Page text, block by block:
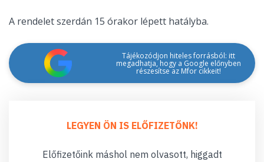
A rendelet szerdán 15 órakor lépett hatályba.
Tájékozódjon hiteles forrásból: itt
megadhatja, hogy a Google előnyben
részesítse az Mfor cikkeit!
LEGYEN ÖN IS ELŐFIZETŐNK!
Előfizetőink máshol nem olvasott, higgadt